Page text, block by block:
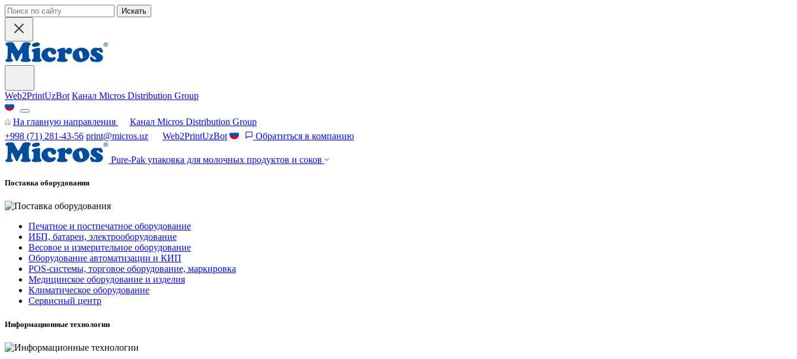
Искать
Web2PrintUzBot Канал Micros Distribution Group
На главную направления
Канал Micros Distribution Group
+998 (71) 281-43-56 print@micros.uz Web2PrintUzBot Обратиться в компанию
Pure-Pak упаковка для молочных продуктов и cоков
Поставка оборудования
Печатное и постпечатное оборудование
ИБП, батареи, электрооборудование
Весовое и измерительное оборудование
Оборудование автоматизации и КИП
POS-системы, торговое оборудование, маркировка
Медицинское оборудование и изделия
Климатическое оборудование
Сервисный центр
Информационные технологии